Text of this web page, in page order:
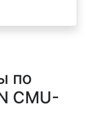
по
CMU-